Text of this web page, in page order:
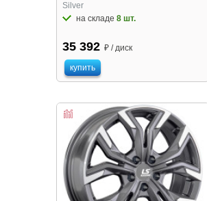
Silver
на складе 8 шт.
35 392 ₽ / диск
купить